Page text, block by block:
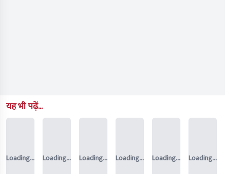
यह भी पढ़ें...
Loading... Loading... Loading... Loading... Loading... Loading...